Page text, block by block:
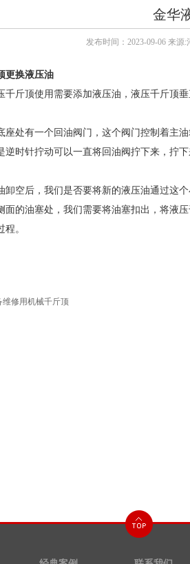
金华
发布时间：2023-09-06 来
更换液压油
千斤顶使用需要添加液压油，液压千斤顶
座处有一个回油阀门，这个阀门控制着主
逆时针拧动可以一直将回油阀拧下来，拧
卸空后，我们是否要将新的液压油通过这
面的油塞处，我们需要将油塞扣出，将液
。
修用机械千斤顶